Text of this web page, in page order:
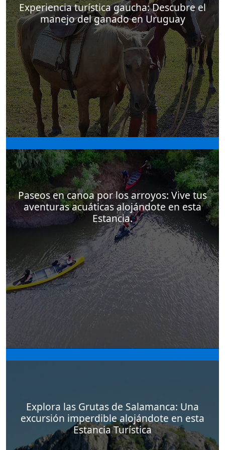
Experiencia turística gaucha: Descubre el
manejo del ganado en Uruguay
Conocer el manejo del ganado en Uruguay es
una de las actividades que se ofrecen en la
posada de campo El Balcón del Abra
Paseos en canoa por los arroyos: Vive tus
aventuras acuáticas alojándote en esta
Estancia.
Los paisajes naturales que rodea a …
Explora las Grutas de Salamanca: Una
excursión imperdible alojándote en esta
Estancia Turística